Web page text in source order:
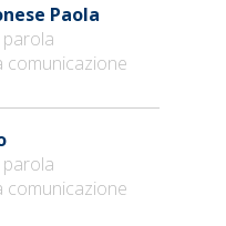
Paola
parola
comunicazione
parola
comunicazione